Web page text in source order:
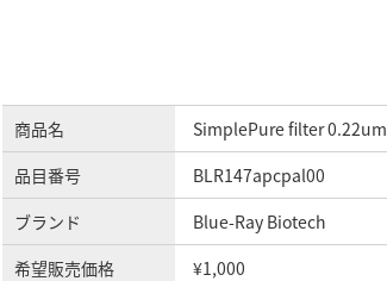
商品名
SimplePure filter 0.22um
品目番号
BLR147apcpal00
ブランド
Blue-Ray Biotech
希望販売価格
¥1,000